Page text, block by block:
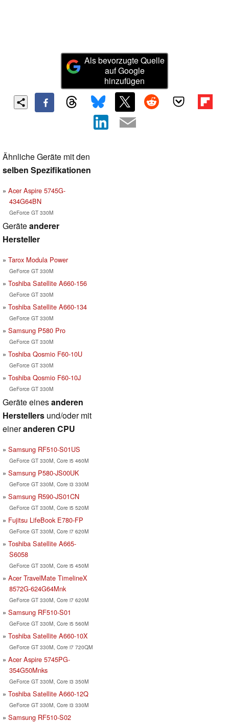
Als bevorzugte Quelle
auf Google
hinzufügen
Ähnliche Geräte mit den
selben Spezifikationen
Acer Aspire 5745G-
434G64BN
GeForce GT 330M
Geräteanderer
Hersteller
Tarox Modula Power
GeForce GT 330M
Toshiba Satellite A660-156
GeForce GT 330M
Toshiba Satellite A660-134
GeForce GT 330M
Samsung P580 Pro
GeForce GT 330M
Toshiba Qosmio F60-10U
GeForce GT 330M
Toshiba Qosmio F60-10J
GeForce GT 330M
Geräte einesanderen
Herstellers und/oder mit
eineranderen CPU
Samsung RF510-S01US
GeForce GT 330M, Core i5 460M
Samsung P580-JS00UK
GeForce GT 330M, Core i3 330M
Samsung R590-JS01CN
GeForce GT 330M, Core i5 520M
Fujitsu LifeBook E780-FP
GeForce GT 330M, Core i7 620M
Toshiba Satellite A665-
S6058
GeForce GT 330M, Core i5 450M
Acer TravelMate TimelineX
8572G-624G64Mnk
GeForce GT 330M, Core i7 620M
Samsung RF510-S01
GeForce GT 330M, Core i5 560M
Toshiba Satellite A660-10X
GeForce GT 330M, Core i7 720QM
Acer Aspire 5745PG-
354G50Mnks
GeForce GT 330M, Core i3 350M
Toshiba Satellite A660-12Q
GeForce GT 330M, Core i3 330M
Samsung RF510-S02